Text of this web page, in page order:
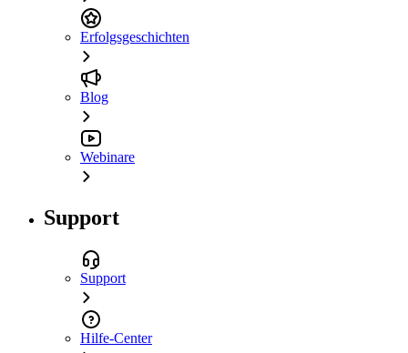
Erfolgsgeschichten
Blog
Webinare
Support
Support
Hilfe-Center